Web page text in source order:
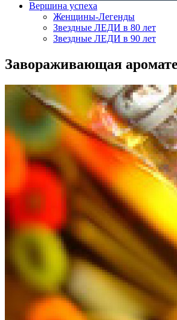
Вершина успеха
Женщины-Легенды
Звездные ЛЕДИ в 80 лет
Звездные ЛЕДИ в 90 лет
Завораживающая